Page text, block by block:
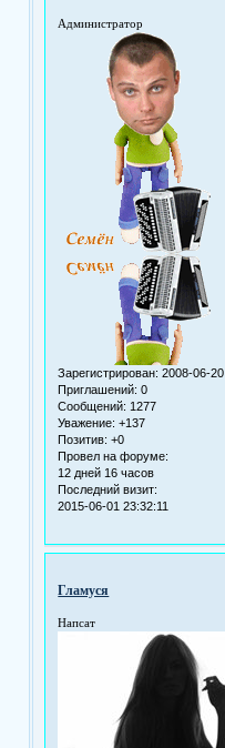
Администратор
Зарегистрирован: 2008-06-20
Приглашений: 0
Сообщений: 1277
Уважение: +137
Позитив: +0
Провел на форуме:
12 дней 16 часов
Последний визит:
2015-06-01 23:32:11
Гламуся
Напсат